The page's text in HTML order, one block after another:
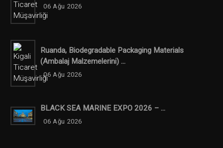
06 Ağu 2026
Ruanda, Biodegradable Packaging Materials
(ambalaj Malzemelerini) ...
06 Ağu 2026
BLACK SEA MARINE EXPO 2026 – ...
06 Ağu 2026